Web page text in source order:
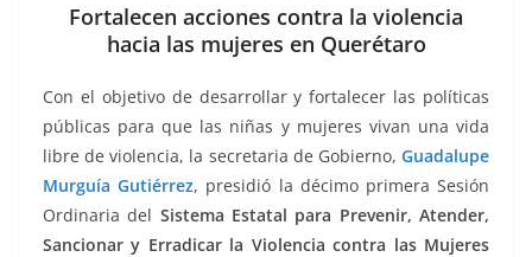
c
b
o
o
k
itt
er
ai
l
at
s
A
p
p
ss
e
n
g
er
e
gr
a
m
m
p
ar
tir
Fortalecen acciones contra la violencia
hacia las mujeres en Querétaro
Con el objetivo de desarrollar y fortalecer las políticas
públicas para que las niñas y mujeres vivan una vida
libre de violencia, la secretaria de Gobierno, Guadalupe
Murguía Gutiérrez, presidió la décimo primera Sesión
Ordinaria del Sistema Estatal para Prevenir, Atender,
Sancionar y Erradicar la Violencia contra las Mujeres